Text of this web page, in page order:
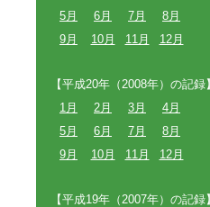
5月
6月 7月
8月
9月
10月 11月 12月
【平成20年（2008年）の記録】
1月
2月 3月
4月
5月
6月 7月
8月
9月
10月 11月 12月
【平成19年（2007年）の記録】